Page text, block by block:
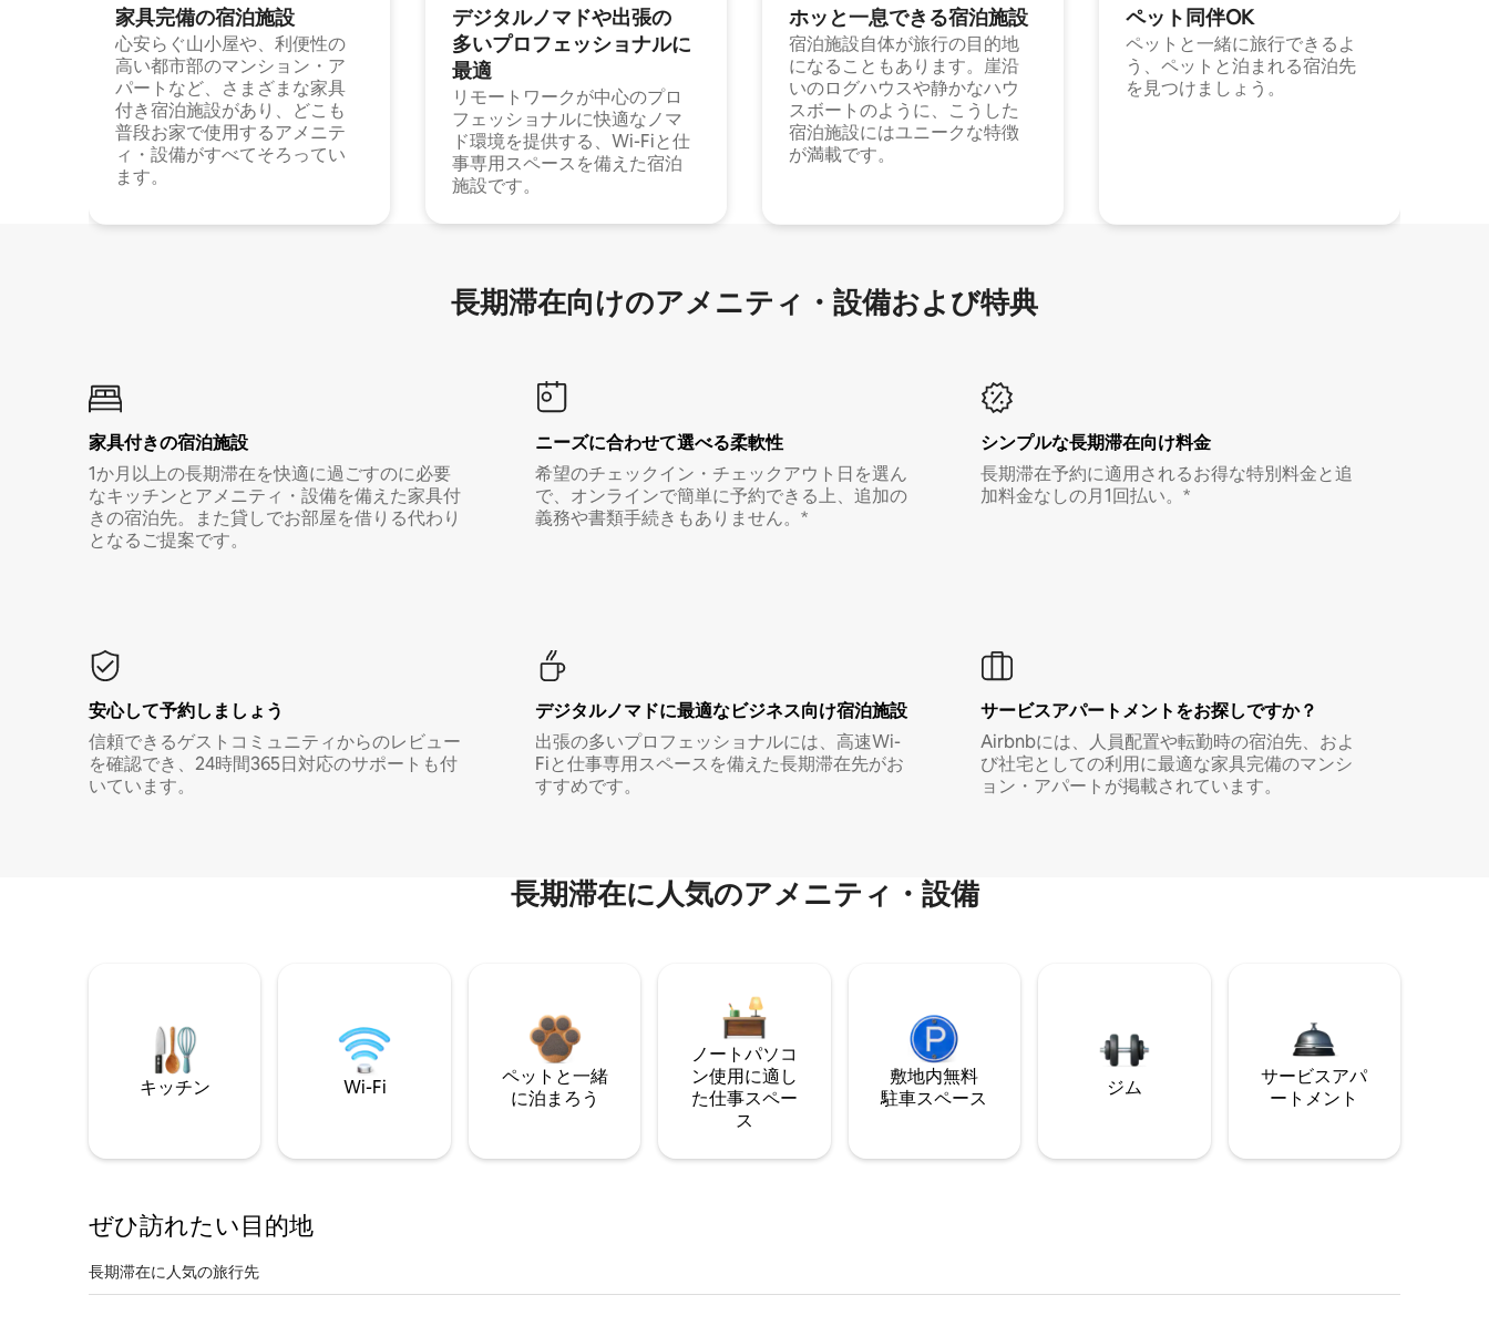
家具完備の宿⁠泊⁠施⁠設
心安らぐ山小屋や、利便性の
高い都市部のマンション・ア
パートなど、さまざまな家具
付き宿泊施設があり、どこも
普段お家で使用するアメニテ
ィ・設備がすべてそろってい
ます。
デジタルノマドや出⁠張⁠の
多⁠いプ⁠ロ⁠フ⁠ェ⁠ッ⁠シ⁠ョ⁠ナ⁠ル⁠に
最⁠適
リモートワークが中心のプロ
フェッショナルに快適なノマ
ド環境を提供する、Wi-Fiと仕
事専用スペースを備えた宿泊
施設です。
ホッと一⁠息⁠で⁠き⁠る宿⁠泊施⁠設
宿泊施設自体が旅行の目的地
になることもあります。崖沿
いのログハウスや静かなハウ
スボートのように、こうした
宿泊施設にはユニークな特徴
が満載です。
ペット同⁠伴OK
ペットと一緒に旅行できるよ
う、ペットと泊まれる宿泊先
を見つけましょう。
長期滞在向け⁠のア⁠メ⁠ニ⁠テ⁠ィ⁠・設⁠備⁠および特⁠典
家具付き⁠の宿⁠泊⁠施⁠設
1か月以上の長期滞在を快適に過ごすのに必要
なキッチンとアメニティ・設備を備えた家具付
きの宿泊先。また貸しでお部屋を借りる代わり
となるご提案です。
ニーズに合わせて選べる柔軟性
希望のチェックイン・チェックアウト日を選ん
で、オンラインで簡単に予約できる上、追加の
義務や書類手続きもありません。*
シンプルな長期滞在向け料金
長期滞在予約に適用されるお得な特別料金と追
加料金なしの月1回払い。*
安心して予約しましょう
信頼できるゲストコミュニティからのレビュー
を確認でき、24時間365日対応のサポートも付
いています。
デジタルノマド⁠に最⁠適⁠なビ⁠ジ⁠ネ⁠ス⁠向⁠け宿⁠泊⁠施⁠設
出張の多いプロフェッショナルには、高速Wi-
Fiと仕事専用スペースを備えた長期滞在先がお
すすめです。
サービスアパートメントをお探しですか？
Airbnbには、人員配置や転勤時の宿泊先、およ
び社宅としての利用に最適な家具完備のマンシ
ョン・アパートが掲載されています。
長期滞在に人気のアメニティ・設備
キッチン Wi-Fi
ペットと一緒
に泊まろう
ノートパソコ
ン使用に適し
た仕事スペー
ス
敷地内無料
駐⁠車ス⁠ペ⁠ー⁠ス
ジム
サービスアパ
ートメント
ぜひ訪⁠れ⁠た⁠い目⁠的⁠地
長期滞在に人気の旅行先